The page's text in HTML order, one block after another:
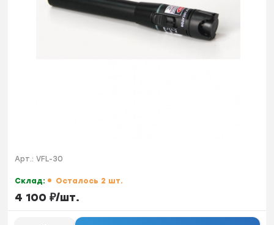
Арт.: VFL-30
Склад: Осталось 2 шт.
4 100 ₽/шт.